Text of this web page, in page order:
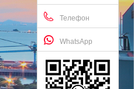
Телефон
WhatsApp